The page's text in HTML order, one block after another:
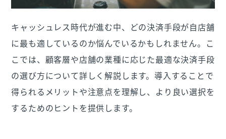
キャッシュレス時代が進む中、どの決済手段が自店舗
に最も適しているのか悩んでいるかもしれません。こ
こでは、顧客層や店舗の業種に応じた最適な決済手段
の選び方について詳しく解説します。導入することで
得られるメリットや注意点を理解し、より良い選択を
するためのヒントを提供します。